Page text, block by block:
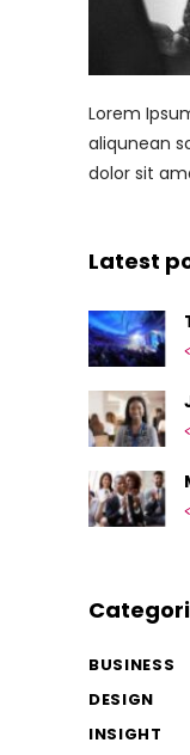
Lorem
aliqunean
dolor sit
Latest
BUSINESS
DESIGN
INSIGHT